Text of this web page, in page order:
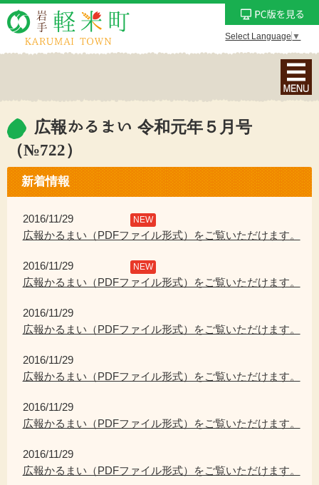
Select Language ▼
ナ
ビ
ン
メ
表
広報かるまい 令和元年５月号
（№722）
新着情報
2016/11/29 NEW
広報かるまい（PDFファイル形式）をご覧いただけます。
2016/11/29 NEW
広報かるまい（PDFファイル形式）をご覧いただけます。
2016/11/29
広報かるまい（PDFファイル形式）をご覧いただけます。
2016/11/29
広報かるまい（PDFファイル形式）をご覧いただけます。
2016/11/29
広報かるまい（PDFファイル形式）をご覧いただけます。
2016/11/29
広報かるまい（PDFファイル形式）をご覧いただけます。